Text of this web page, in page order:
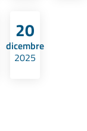
20
dicembre
2025